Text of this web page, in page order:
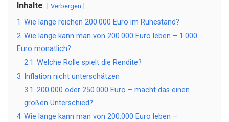
Inhalte Verbergen
1 Wie lange reichen 200.000 Euro im Ruhestand?
2 Wie lange kann man von 200.000 Euro leben – 1.000
Euro monatlich?
2.1 Welche Rolle spielt die Rendite?
3
Inflation nicht unterschätzen
3.1 200.000 oder 250.000 Euro – macht das einen
großen Unterschied?
4 Wie lange kann man von 200.000 Euro leben –